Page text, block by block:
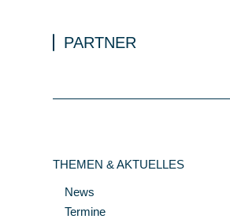
PARTNER
THEMEN & AKTUELLES
News
Termine